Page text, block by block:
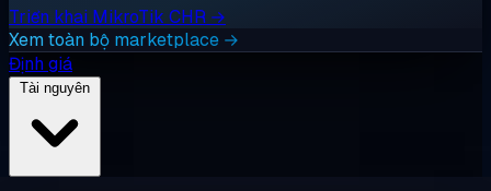
Triển khai MikroTik CHR →
Xem toàn bộ marketplace →
Định giá